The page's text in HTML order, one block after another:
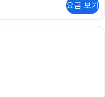
요금 보기